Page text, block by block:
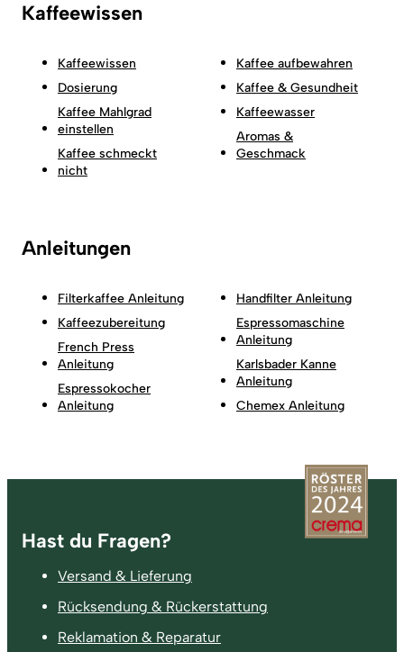
Kaffeewissen
Kaffeewissen
Dosierung
Kaffee Mahlgrad
einstellen
Kaffee schmeckt
nicht
Kaffee aufbewahren
Kaffee & Gesundheit
Kaffeewasser
Aromas &
Geschmack
Anleitungen
Filterkaffee Anleitung
Kaffeezubereitung
French Press
Anleitung
Espressokocher
Anleitung
Handfilter Anleitung
Espressomaschine
Anleitung
Karlsbader Kanne
Anleitung
Chemex Anleitung
Fußzeile
Hast du Fragen?
Versand & Lieferung
Rücksendung & Rückerstattung
Reklamation & Reparatur